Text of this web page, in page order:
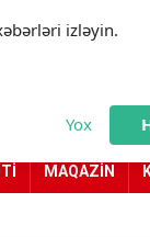
izləyin.
Yox
(012) 449 94 05
MAQAZİN